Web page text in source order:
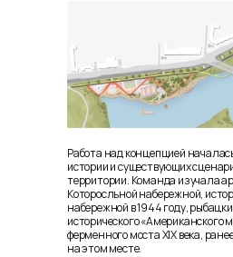
Работа над концепцией
истории и существующих
территории. Команда изучала
Которосльной набережной,
набережной в 1944 году,
исторического «Американского
ферменного моста XIX века,
на этом месте.